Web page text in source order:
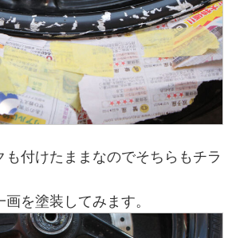
も付けたままなのでそちらもチラ
を塗装してみます。